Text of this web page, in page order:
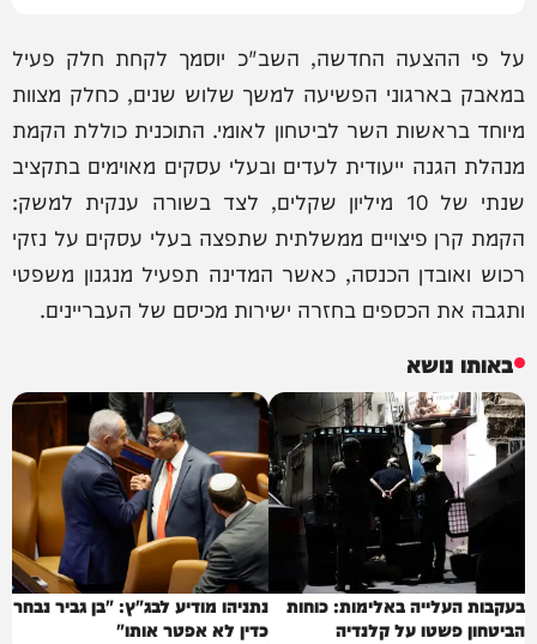
על פי ההצעה החדשה, השב"כ יוסמך לקחת חלק פעיל
במאבק בארגוני הפשיעה למשך שלוש שנים, כחלק מצוות
מיוחד בראשות השר לביטחון לאומי. התוכנית כוללת הקמת
מנהלת הגנה ייעודית לעדים ובעלי עסקים מאוימים בתקציב
שנתי של 10 מיליון שקלים, לצד בשורה ענקית למשק:
הקמת קרן פיצויים ממשלתית שתפצה בעלי עסקים על נזקי
רכוש ואובדן הכנסה, כאשר המדינה תפעיל מנגנון משפטי
ותגבה את הכספים בחזרה ישירות מכיסם של העבריינים.
באותו נושא
בעקבות העלייה באלימות: כוחות
הביטחון פשטו על קלנדיה
נתניהו מודיע לבג"ץ: "בן גביר נבחר
כדין לא אפטר אותו"